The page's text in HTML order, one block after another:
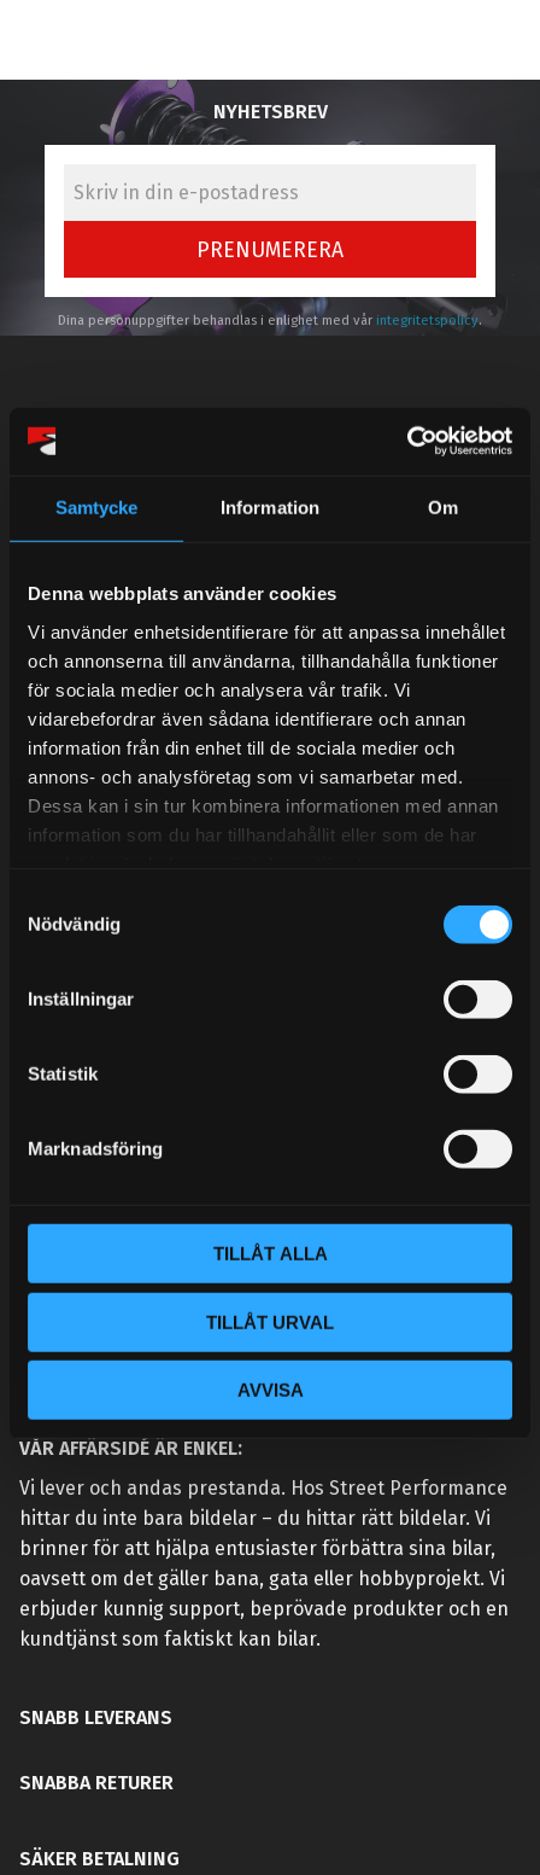
Samtycke Information Om
Denna webbplats använder cookies
Vi använder enhetsidentifierare för att anpassa innehållet
och annonserna till användarna, tillhandahålla funktioner
för sociala medier och analysera vår trafik. Vi
vidarebefordrar även sådana identifierare och annan
information från din enhet till de sociala medier och
annons- och analysföretag som vi samarbetar med.
Dessa kan i sin tur kombinera informationen med annan
information som du har tillhandahållit eller som de har
Nödvändig
Inställningar
Statistik
Marknadsföring
TILLÅT ALLA
TILLÅT URVAL
AVVISA
NYHETSBREV
PRENUMERERA
Dina personuppgifter behandlas i enlighet med vår integritetspolicy.
Semestertider.
Under V.27 - V.33 nås vi enbart på mejl. Ordrar skickas
det helt stängt.
Mån-Tors: 10:30-15:00
Lunchstängt 12:00-13:00
Tel:031- 51 66 60
E-post: info@streetperformance.se
KUNSKAPSCENTER
KUNDTJÄNST
VÅR AFFÄRSIDÉ ÄR ENKEL:
Vi lever och andas prestanda. Hos Street Performance
hittar du inte bara bildelar – du hittar rätt bildelar. Vi
brinner för att hjälpa entusiaster förbättra sina bilar,
oavsett om det gäller bana, gata eller hobbyprojekt. Vi
erbjuder kunnig support, beprövade produkter och en
kundtjänst som faktiskt kan bilar.
SNABB LEVERANS
SNABBA RETURER
SÄKER BETALNING